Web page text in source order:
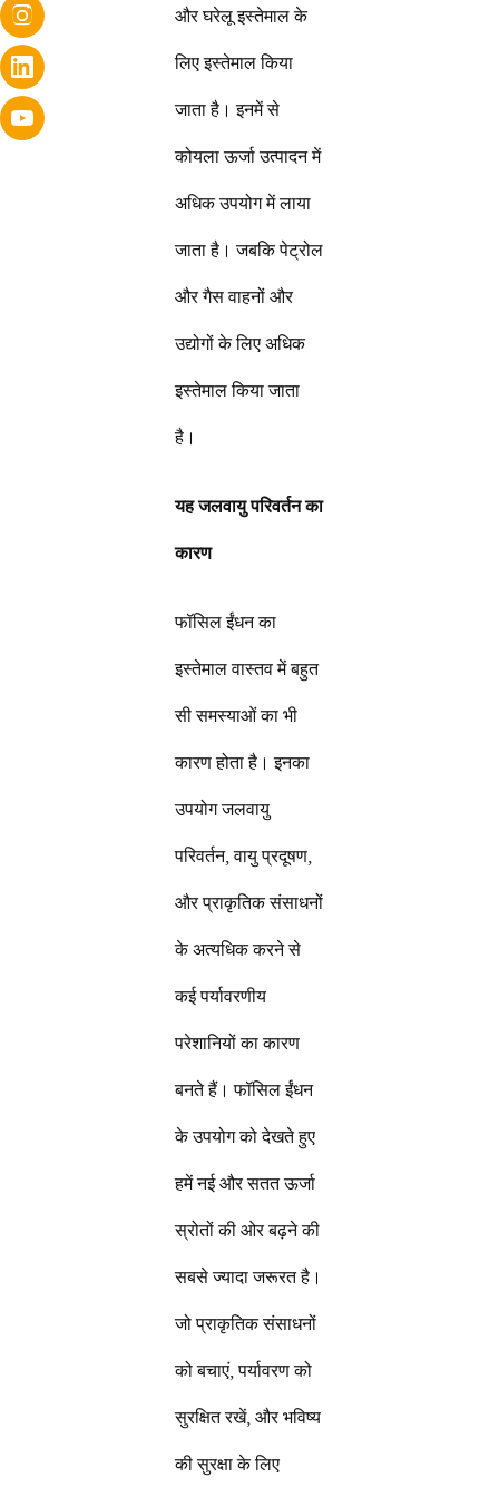
और घरेलू इस्तेमाल के
लिए इस्तेमाल किया
जाता है। इनमें से
कोयला ऊर्जा उत्पादन में
अधिक उपयोग में लाया
जाता है। जबकि पेट्रोल
और गैस वाहनों और
उद्योगों के लिए अधिक
इस्तेमाल किया जाता
है।
यह जलवायु परिवर्तन का
कारण
फॉसिल ईंधन का
इस्तेमाल वास्तव में बहुत
सी समस्याओं का भी
कारण होता है। इनका
उपयोग जलवायु
परिवर्तन, वायु प्रदूषण,
और प्राकृतिक संसाधनों
के अत्यधिक करने से
कई पर्यावरणीय
परेशानियों का कारण
बनते हैं। फॉसिल ईंधन
के उपयोग को देखते हुए
हमें नई और सतत ऊर्जा
स्रोतों की ओर बढ़ने की
सबसे ज्यादा जरूरत है।
जो प्राकृतिक संसाधनों
को बचाएं, पर्यावरण को
सुरक्षित रखें, और भविष्य
की सुरक्षा के लिए